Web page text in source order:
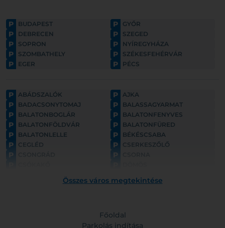
P BUDAPEST P GYŐR
P DEBRECEN P SZEGED
P SOPRON P NYÍREGYHÁZA
P SZOMBATHELY P SZÉKESFEHÉRVÁR
P EGER P PÉCS
P ABÁDSZALÓK P AJKA
P BADACSONYTOMAJ P BALASSAGYARMAT
P BALATONBOGLÁR P BALATONFENYVES
P BALATONFÖLDVÁR P BALATONFÜRED
P BALATONLELLE P BÉKÉSCSABA
P CEGLÉD P CSERKESZŐLŐ
P P
P GYÖNGYÖS
P HOLLÓKŐ
P HÉVÍZ
Összes város megtekintése
Főoldal
Parkolás indítása